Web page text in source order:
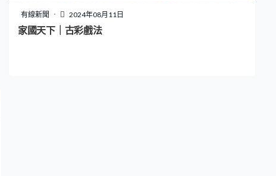
有線新聞 2024年08月11日
家國天下｜古彩戲法